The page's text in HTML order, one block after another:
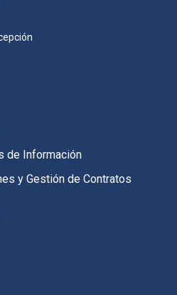
de Información
y Gestión de Contratos